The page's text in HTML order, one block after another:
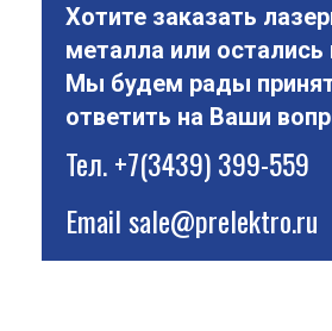
Хотите заказать
металла или
Мы будем рады
ответить на Ваши
Тел.+7(3439) 399-559
Emailsale@prelektro.ru